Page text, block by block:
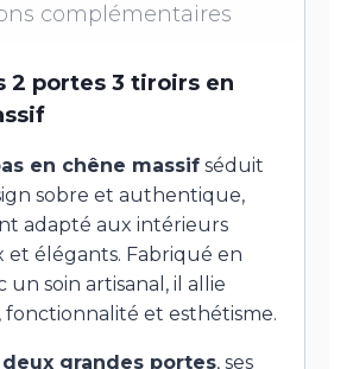
complémentaires
2 portes 3 tiroirs en
en chêne massif séduit
sobre et authentique,
adapté aux intérieurs
élégants. Fabriqué en
un soin artisanal, il allie
fonctionnalité et esthétisme.
deux grandes portes, ses